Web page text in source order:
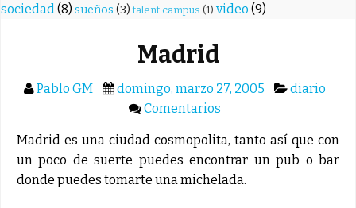
sociedad(8) sueños (3) talent campus (1) video (9)
Madrid
Pablo GM domingo, marzo 27, 2005
diario
Comentarios
Madrid es una ciudad cosmopolita, tanto así que con
un poco de suerte puedes encontrar un pub o bar
donde puedes tomarte una michelada.